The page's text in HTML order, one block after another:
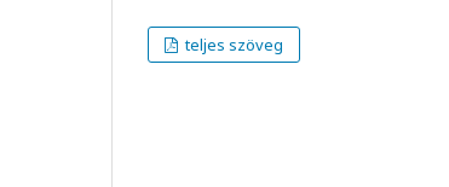
teljes szöveg